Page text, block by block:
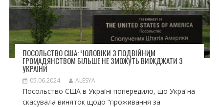
ПОСОЛЬСТВО США: ЧОЛОВІКИ З ПОДВІЙНИМ
ГРОМАДЯНСТВОМ БІЛЬШЕ НЕ ЗМОЖУТЬ ВИЇЖДЖАТИ З
УКРАЇНИ
05.06.2024 ALESYA
Посольство США в Україні попередило, що Україна
скасувала виняток щодо “проживання за